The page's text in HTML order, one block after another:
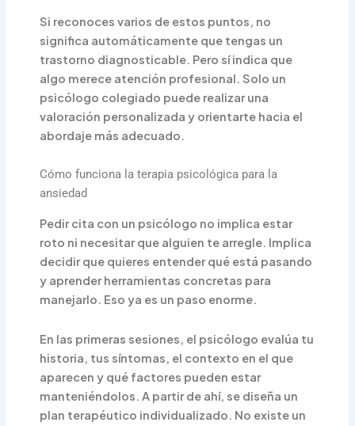
Si reconoces varios de estos puntos, no
significa automáticamente que tengas un
trastorno diagnosticable. Pero sí indica que
algo merece atención profesional. Solo un
psicólogo colegiado puede realizar una
valoración personalizada y orientarte hacia el
abordaje más adecuado.
Cómo funciona la terapia psicológica para la
ansiedad
Pedir cita con un psicólogo no implica estar
roto ni necesitar que alguien te arregle. Implica
decidir que quieres entender qué está pasando
y aprender herramientas concretas para
manejarlo. Eso ya es un paso enorme.
En las primeras sesiones, el psicólogo evalúa tu
historia, tus síntomas, el contexto en el que
aparecen y qué factores pueden estar
manteniéndolos. A partir de ahí, se diseña un
plan terapéutico individualizado. No existe un